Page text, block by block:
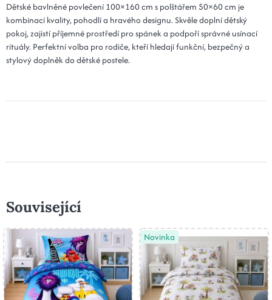
Dětské bavlněné povlečení 100×160 cm s polštářem 50×60 cm je
kombinací kvality, pohodlí a hravého designu. Skvěle doplní dětský
pokoj, zajistí příjemné prostředí pro spánek a podpoří správné usínací
rituály. Perfektní volba pro rodiče, kteří hledají funkční, bezpečný a
stylový doplněk do dětské postele.
Související
Novinka